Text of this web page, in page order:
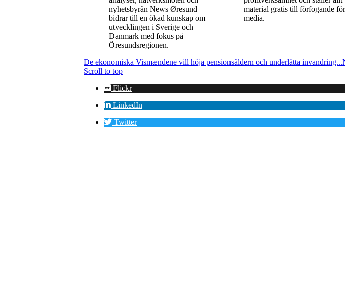
nyhetsbyrån News Øresund
bidrar till en ökad kunskap om
utvecklingen i Sverige och
Danmark med fokus på
Öresundsregionen.
material gratis till förfogande för
media.
De ekonomiska Vismændene vill höja pensionsåldern och underlätta invandring...
Scroll to top
Flickr
LinkedIn
Twitter